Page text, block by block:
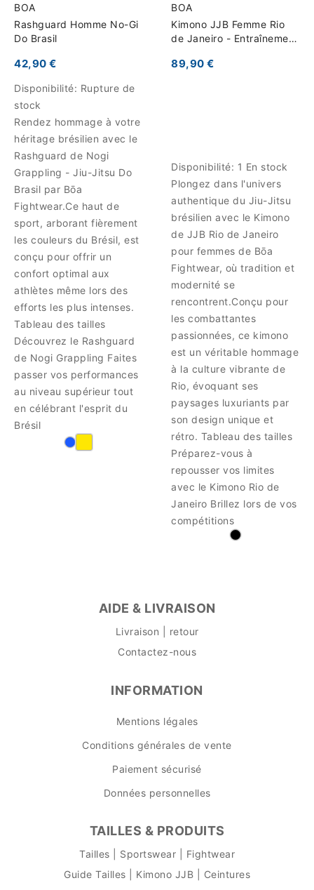
BOA
Rashguard Homme No-Gi
Do Brasil
42,90 €
Disponibilité: Rupture de
stock
Rendez hommage à votre
héritage brésilien avec le
Rashguard de Nogi
Grappling - Jiu-Jitsu Do
Brasil par Bōa
Fightwear.Ce haut de
sport, arborant fièrement
les couleurs du Brésil, est
conçu pour offrir un
confort optimal aux
athlètes même lors des
efforts les plus intenses.
Tableau des tailles
Découvrez le Rashguard
de Nogi Grappling Faites
passer vos performances
au niveau supérieur tout
en célébrant l'esprit du
Brésil
BOA
Kimono JJB Femme Rio
de Janeiro - Entraînement
89,90 €
Disponibilité: 1 En stock
Plongez dans l'univers
authentique du Jiu-Jitsu
brésilien avec le Kimono
de JJB Rio de Janeiro
pour femmes de Bōa
Fightwear, où tradition et
modernité se
rencontrent.Conçu pour
les combattantes
passionnées, ce kimono
est un véritable hommage
à la culture vibrante de
Rio, évoquant ses
paysages luxuriants par
son design unique et
rétro. Tableau des tailles
Préparez-vous à
repousser vos limites
avec le Kimono Rio de
Janeiro Brillez lors de vos
compétitions
AIDE & LIVRAISON
Livraison | retour
Contactez-nous
INFORMATION
Mentions légales
Conditions générales de vente
Paiement sécurisé
Données personnelles
TAILLES & PRODUITS
Tailles | Sportswear | Fightwear
Guide Tailles | Kimono JJB | Ceintures